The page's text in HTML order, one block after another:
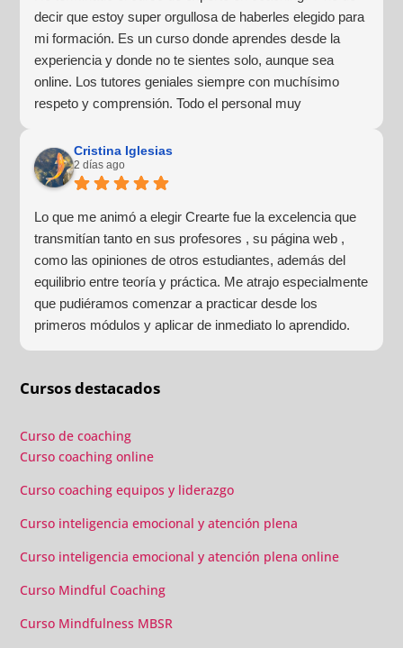
decir que estoy super orgullosa de haberles elegido para
mi formación. Es un curso donde aprendes desde la
experiencia y donde no te sientes solo, aunque sea
online. Los tutores geniales siempre con muchísimo
respeto y comprensión. Todo el personal muy
cercano. Haré más formaciones con ellos sin duda
alguna.
Cristina Iglesias
2 días ago
Lo que me animó a elegir Crearte fue la excelencia que
transmitían tanto en sus profesores , su página web ,
como las opiniones de otros estudiantes, además del
equilibrio entre teoría y práctica. Me atrajo especialmente
que pudiéramos comenzar a practicar desde los
primeros módulos y aplicar de inmediato lo aprendido.
correcta.
Cursos destacados
Curso de coaching
Curso coaching online
Curso coaching equipos y liderazgo
Curso inteligencia emocional y atención plena
Curso inteligencia emocional y atención plena online
Curso Mindful Coaching
Curso Mindfulness MBSR